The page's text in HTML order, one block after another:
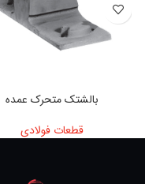
بالشتک متحرک عمده
قطعات فولادی